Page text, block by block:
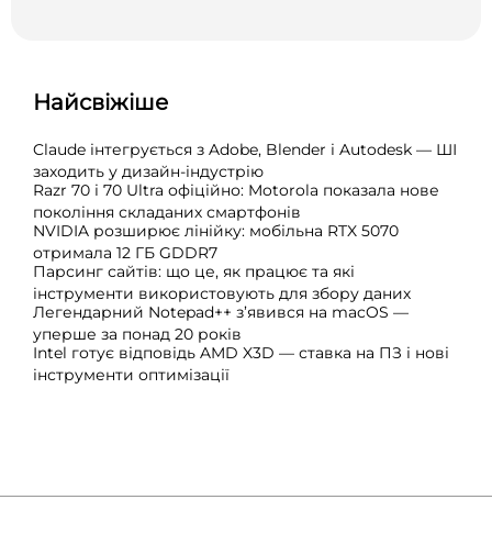
Найсвіжіше
Claude інтегрується з Adobe, Blender і Autodesk — ШІ
заходить у дизайн-індустрію
Razr 70 і 70 Ultra офіційно: Motorola показала нове
покоління складаних смартфонів
NVIDIA розширює лінійку: мобільна RTX 5070
отримала 12 ГБ GDDR7
Парсинг сайтів: що це, як працює та які
інструменти використовують для збору даних
Легендарний Notepad++ з’явився на macOS —
уперше за понад 20 років
Intel готує відповідь AMD X3D — ставка на ПЗ і нові
інструменти оптимізації